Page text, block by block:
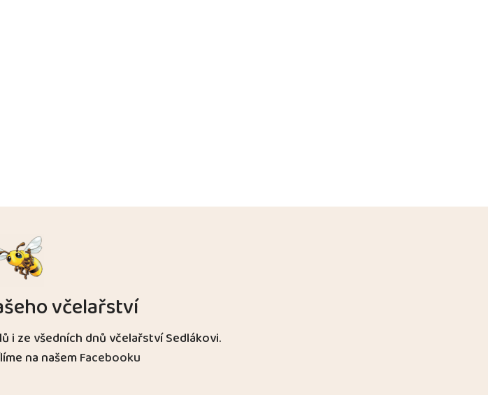
včelařství
i ze všedních dnů včelařství Sedlákovi.
na našemFacebooku